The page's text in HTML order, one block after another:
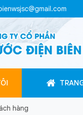
hàng